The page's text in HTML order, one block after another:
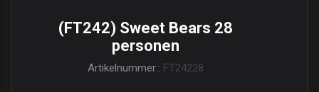
(FT242) Sweet Bears 28
personen
Artikelnummer:: FT24228